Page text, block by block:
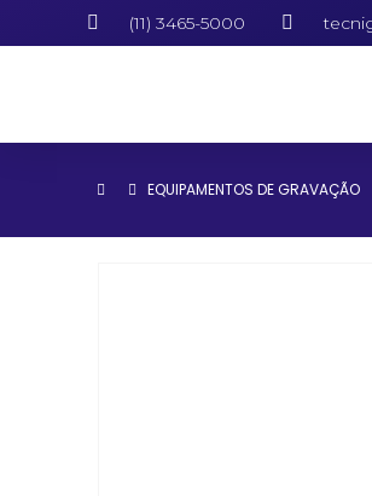
(11) 3465-5000
EQUIPAMENTOS DE GRAVAÇÃO